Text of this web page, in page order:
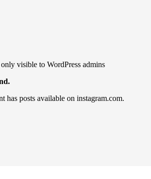
visible to WordPress admins
has posts available on instagram.com.